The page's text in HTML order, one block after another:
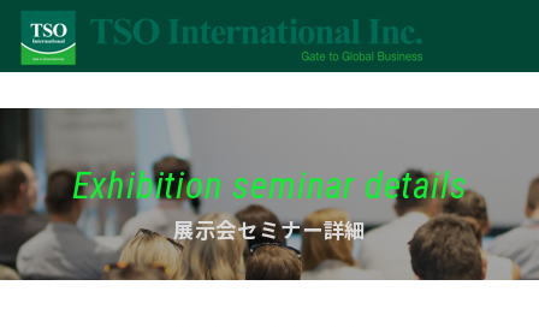
Exhibition seminar details
展示会セミナー詳細